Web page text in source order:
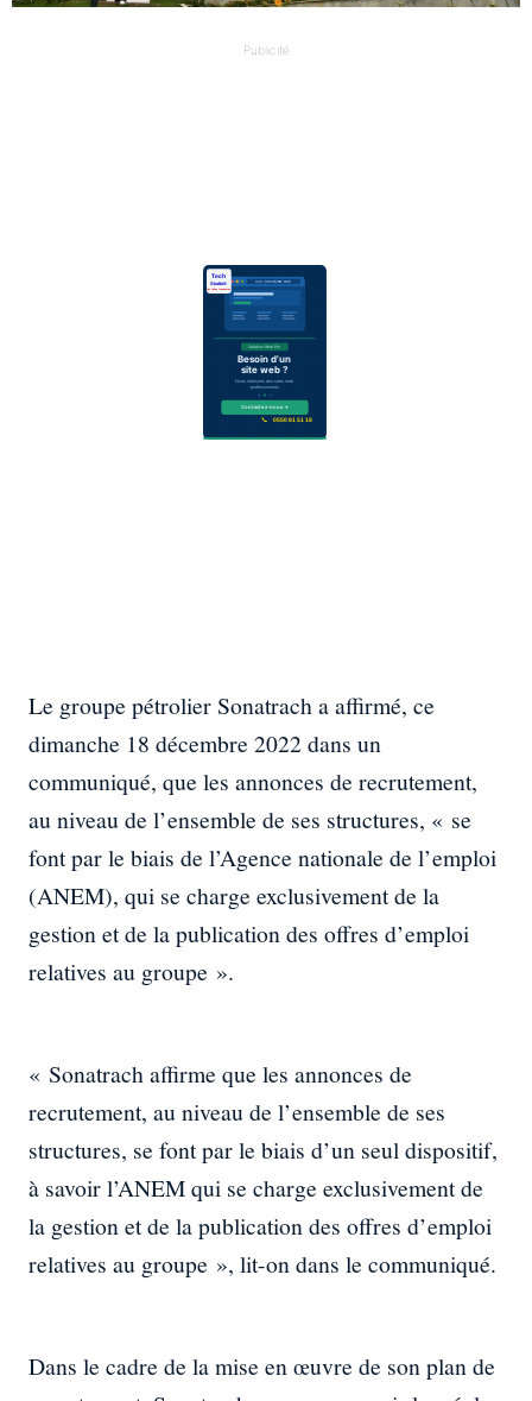
Publicité
Le groupe pétrolier Sonatrach a affirmé, ce
dimanche 18 décembre 2022 dans un
communiqué, que les annonces de recrutement,
au niveau de l’ensemble de ses structures, « se
font par le biais de l’Agence nationale de l’emploi
(ANEM), qui se charge exclusivement de la
gestion et de la publication des offres d’emploi
relatives au groupe ».
« Sonatrach affirme que les annonces de
recrutement, au niveau de l’ensemble de ses
structures, se font par le biais d’un seul dispositif,
à savoir l’ANEM qui se charge exclusivement de
la gestion et de la publication des offres d’emploi
relatives au groupe », lit-on dans le communiqué.
Dans le cadre de la mise en œuvre de son plan de